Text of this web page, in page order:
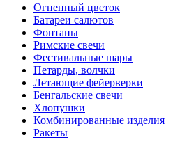
Огненный цветок
Батареи салютов
Фонтаны
Римские свечи
Фестивальные шары
Петарды, волчки
Летающие фейерверки
Бенгальские свечи
Хлопушки
Комбинированные изделия
Ракеты